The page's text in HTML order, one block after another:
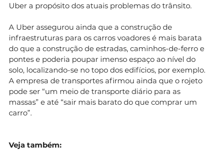
Uber a propósito dos atuais problemas do trânsito.
A Uber assegurou ainda que a construção de
infraestruturas para os carros voadores é mais barata
do que a construção de estradas, caminhos-de-ferro e
pontes e poderia poupar imenso espaço ao nível do
solo, localizando-se no topo dos edifícios, por exemplo.
A empresa de transportes afirmou ainda que o rojeto
pode ser “um meio de transporte diário para as
massas” e até “sair mais barato do que comprar um
carro”.
Veja também: